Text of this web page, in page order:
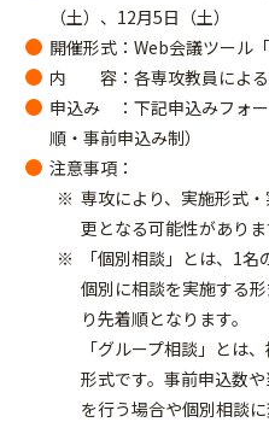
（土）、12月5日（土）
開催形式：Web会議ツール
内 容：各専攻教員による
申込み ：下記申込みフォ
順・事前申込み制）
注意事項：
専攻により、実施形式
更となる可能性がありま
「個別相談」とは、1
個別に相談を実施する
り先着順となります。
「グループ相談」とは
形式です。事前申込数
を行う場合や個別相談